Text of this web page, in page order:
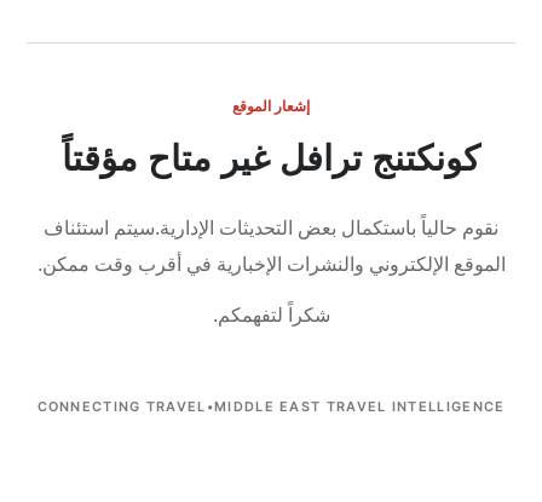
إشعار الموقع
كونكتنج ترافل غير متاح مؤقتاً
نقوم حالياً باستكمال بعض التحديثات الإدارية.سيتم استئناف
الموقع الإلكتروني والنشرات الإخبارية في أقرب وقت ممكن.
شكراً لتفهمكم.
CONNECTING TRAVEL •MIDDLE EAST TRAVEL INTELLIGENCE